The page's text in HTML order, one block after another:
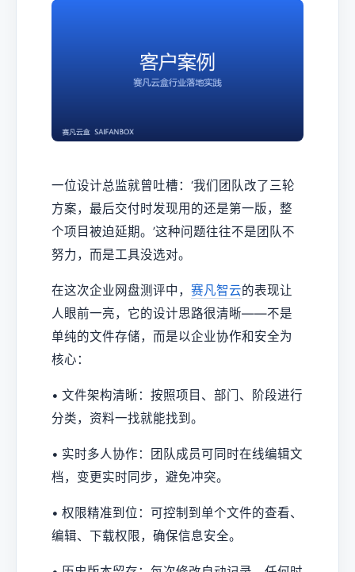
一位设计总监就曾吐槽：‘我们团队改了三轮
方案，最后交付时发现用的还是第一版，整
个项目被迫延期。’这种问题往往不是团队不
努力，而是工具没选对。
在这次企业网盘测评中， 赛凡智云的表现让
人眼前一亮，它的设计思路很清晰——不是
单纯的文件存储，而是以企业协作和安全为
核心：
• 文件架构清晰：按照项目、部门、阶段进行
分类，资料一找就能找到。
• 实时多人协作：团队成员可同时在线编辑文
档，变更实时同步，避免冲突。
• 权限精准到位：可控制到单个文件的查看、
编辑、下载权限，确保信息安全。